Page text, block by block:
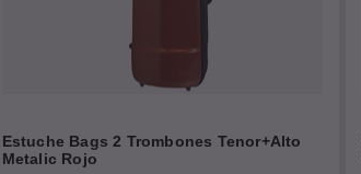
Estuche Bags 2 Trombones Tenor+Alto
Metalic Rojo